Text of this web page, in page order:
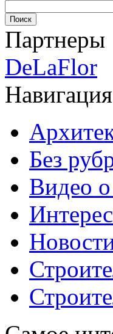
Партнеры
DeLaFlor
Навигация
Без
Видео